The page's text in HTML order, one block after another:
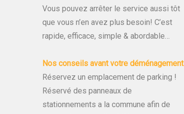
Vous pouvez arrêter le service aussi tôt
que vous n’en avez plus besoin! C’est
rapide, efficace, simple & abordable…
Nos conseils avant votre déménagement
Réservez un emplacement de parking !
Réservé des panneaux de
stationnements a la commune afin de